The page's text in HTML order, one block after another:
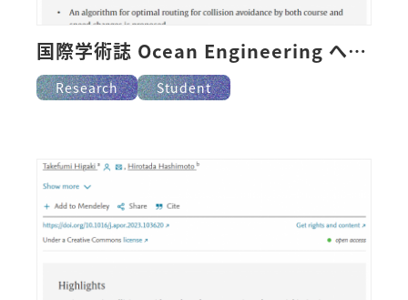
Research Student
国際学術誌 Ocean Engineering へ掲載